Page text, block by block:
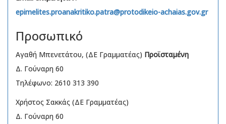
epimelites.proanakritiko.patra@protodikeio-achaias.gov.gr
Προσωπικό
Αγαθή Μπενετάτου, (ΔΕ Γραμματέας) Προϊσταμένη
Δ. Γούναρη 60
Τηλέφωνο: 2610 313 390
Χρήστος Σακκάς (ΔΕ Γραμματέας)
Δ. Γούναρη 60